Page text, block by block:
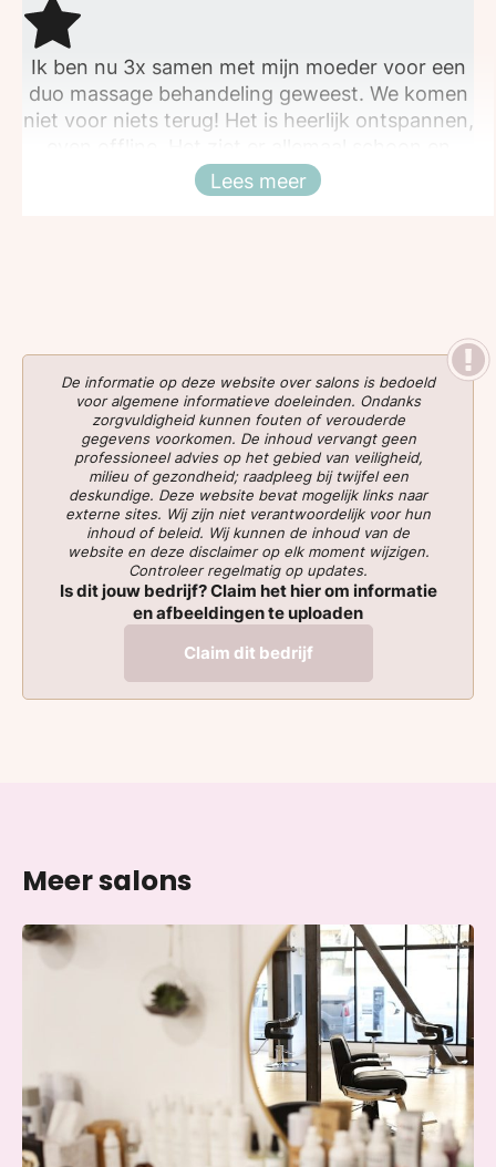
Ik ben nu 3x samen met mijn moeder voor een
duo massage behandeling geweest. We komen
niet voor niets terug! Het is heerlijk ontspannen,
netjes uit. Zeker professioneel. Aanrader!
Sluiten
Lees meer
De informatie op deze website over salons is bedoeld
voor algemene informatieve doeleinden. Ondanks
zorgvuldigheid kunnen fouten of verouderde
gegevens voorkomen. De inhoud vervangt geen
professioneel advies op het gebied van veiligheid,
milieu of gezondheid; raadpleeg bij twijfel een
deskundige. Deze website bevat mogelijk links naar
externe sites. Wij zijn niet verantwoordelijk voor hun
inhoud of beleid. Wij kunnen de inhoud van de
website en deze disclaimer op elk moment wijzigen.
Controleer regelmatig op updates.
Is dit jouw bedrijf? Claim het hier om informatie
en afbeeldingen te uploaden
Claim dit bedrijf
Meer salons